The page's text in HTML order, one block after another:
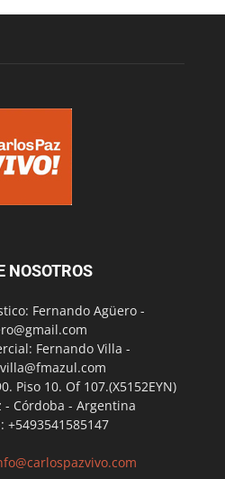
NOSOTROS
Fernando Agüero -
Fernando Villa -
Piso 10. Of 107.(X5152EYN)
- Córdoba - Argentina
+5493541585147